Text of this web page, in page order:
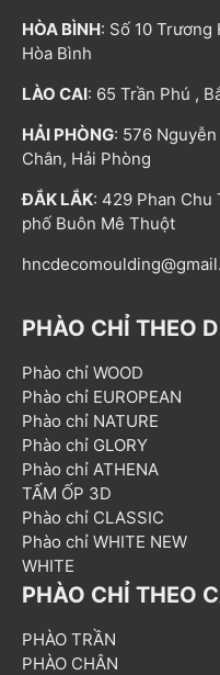
HÒA BÌNH: Số 10
Hòa Bình
LÀO CAI: 65 Trần Phú ,
HẢI PHÒNG: 576
Chân, Hải Phòng
ĐẮK LẮK: 429 Phan Chu
phố Buôn Mê Thuột
PHÀO CHỈ THEO
Phào chỉ WOOD
Phào chỉ EUROPEAN
Phào chỉ NATURE
Phào chỉ GLORY
Phào chỉ ATHENA
TẤM ỐP 3D
Phào chỉ CLASSIC
Phào chỉ WHITE NEW
WHITE
PHÀO CHỈ THEO
PHÀO TRẦN
PHÀO CHÂN